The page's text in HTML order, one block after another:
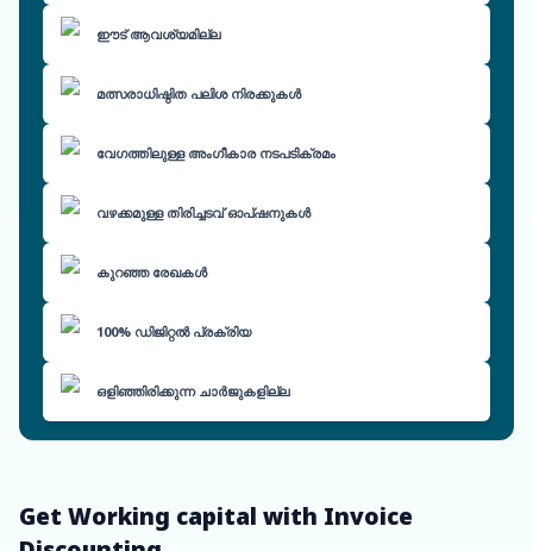
ഈട് ആവശ്യമില്ല
മത്സരാധിഷ്ഠിത പലിശ നിരക്കുകൾ
വേഗത്തിലുള്ള അംഗീകാര നടപടിക്രമം
വഴക്കമുള്ള തിരിച്ചടവ് ഓപ്ഷനുകൾ
കുറഞ്ഞ രേഖകൾ
100% ഡിജിറ്റൽ പ്രക്രിയ
ഒളിഞ്ഞിരിക്കുന്ന ചാർജുകളില്ല
Get Working capital with Invoice